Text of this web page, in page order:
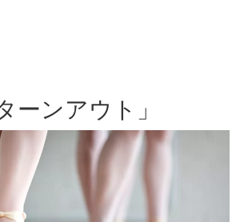
ーンアウト」